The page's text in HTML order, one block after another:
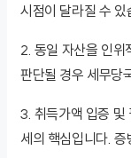
시점이 달라질 수 있
2. 동일 자산을 인위
판단될 경우 세무당
3. 취득가액 입증 및
세의 핵심입니다.